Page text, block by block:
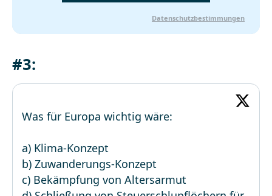
Datenschutzbestimmungen
#3:
Was für Europa wichtig wäre:
a) Klima-Konzept
b) Zuwanderungs-Konzept
c) Bekämpfung von Altersarmut